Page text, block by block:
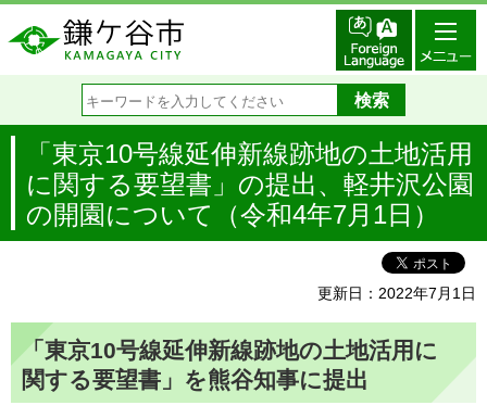
「東京10号線延伸新線跡地の土地活用
に関する要望書」の提出、軽井沢公園
の開園について（令和4年7月1日）
更新日：2022年7月1日
「東京10号線延伸新線跡地の土地活用に
関する要望書」を熊谷知事に提出